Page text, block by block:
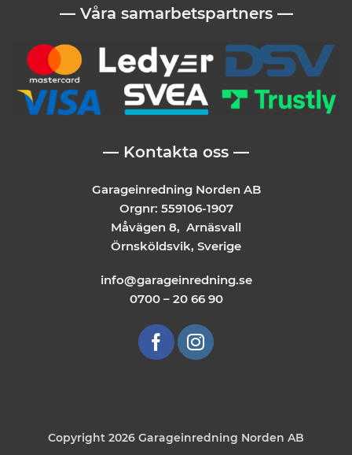
— Våra samarbetspartners —
— Kontakta oss —
Garageinredning Norden AB
Orgnr: 559106-1907
Måvägen 8, Arnäsvall
Örnsköldsvik, Sverige
info@garageinredning.se
0700 – 20 66 90
Copyright 2026 Garageinredning Norden AB